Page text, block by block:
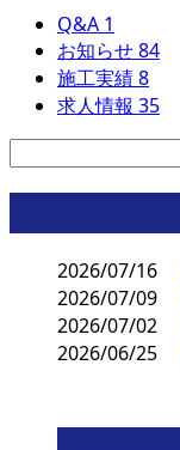
Q&A 1
お知らせ84
施工実績8
求人情報 35
2026/07/16
2026/07/09
2026/07/02
2026/06/25